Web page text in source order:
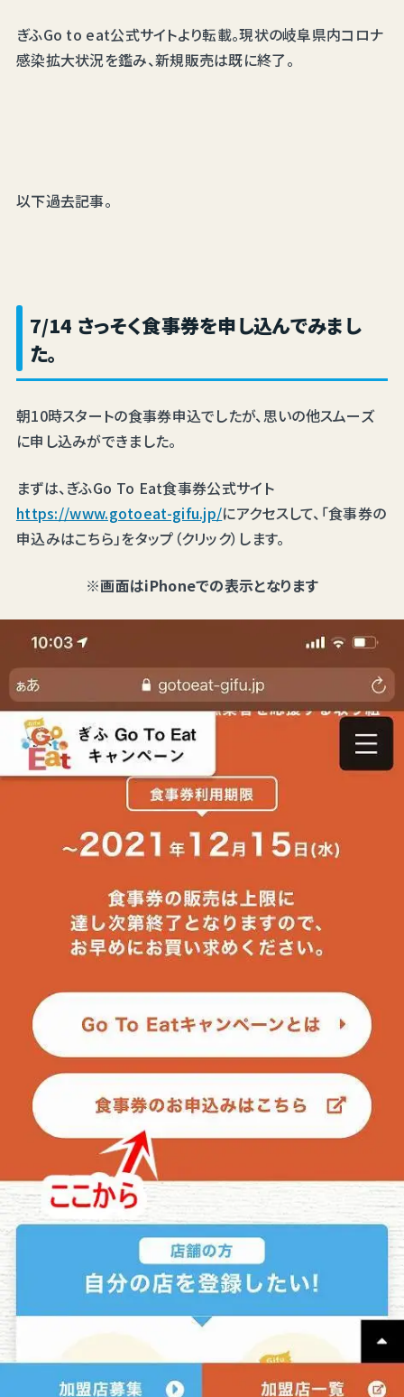
ぎふGo to eat公式サイトより転載。現状の岐阜県内コロナ
感染拡大状況を鑑み、新規販売は既に終了。
以下過去記事。
7/14 さっそく食事券を申し込んでみまし
た。
朝10時スタートの食事券申込でしたが、思いの他スムーズ
に申し込みができました。
まずは、ぎふGo To Eat食事券公式サイト
https://www.gotoeat-gifu.jp/にアクセスして、「食事券の
申込みはこちら」をタップ（クリック）します。
※画面はiPhoneでの表示となります